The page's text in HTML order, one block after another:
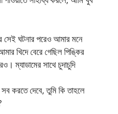
ঘটনার পরেও আমার মনে
খিদে বেরে গেছিল পিঙ্কির
ম্যাডামের সাথে চুদাচুদি
সব করতে দেবে, তুমি কি তাহলে